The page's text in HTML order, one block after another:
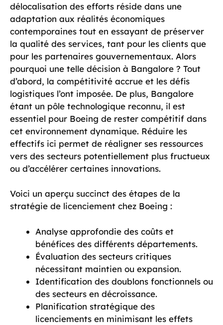
délocalisation des efforts réside dans une
adaptation aux réalités économiques
contemporaines tout en essayant de préserver
la qualité des services, tant pour les clients que
pour les partenaires gouvernementaux. Alors
pourquoi une telle décision à Bangalore ? Tout
d’abord, la compétitivité accrue et les défis
logistiques l’ont imposée. De plus, Bangalore
étant un pôle technologique reconnu, il est
essentiel pour Boeing de rester compétitif dans
cet environnement dynamique. Réduire les
effectifs ici permet de réaligner ses ressources
vers des secteurs potentiellement plus fructueux
ou d’accélérer certaines innovations.
Voici un aperçu succinct des étapes de la
stratégie de licenciement chez Boeing :
Analyse approfondie des coûts et
bénéfices des différents départements.
Évaluation des secteurs critiques
nécessitant maintien ou expansion.
Identification des doublons fonctionnels ou
des secteurs en décroissance.
Planification stratégique des
licenciements en minimisant les effets